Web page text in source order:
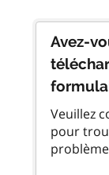
Avez-
Veuillez
pour